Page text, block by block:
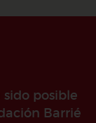
posible
Barrié